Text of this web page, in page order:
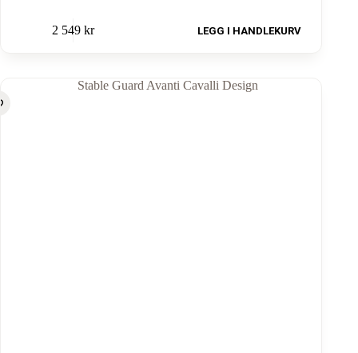
2 549 kr LEGG I HANDLEKURV